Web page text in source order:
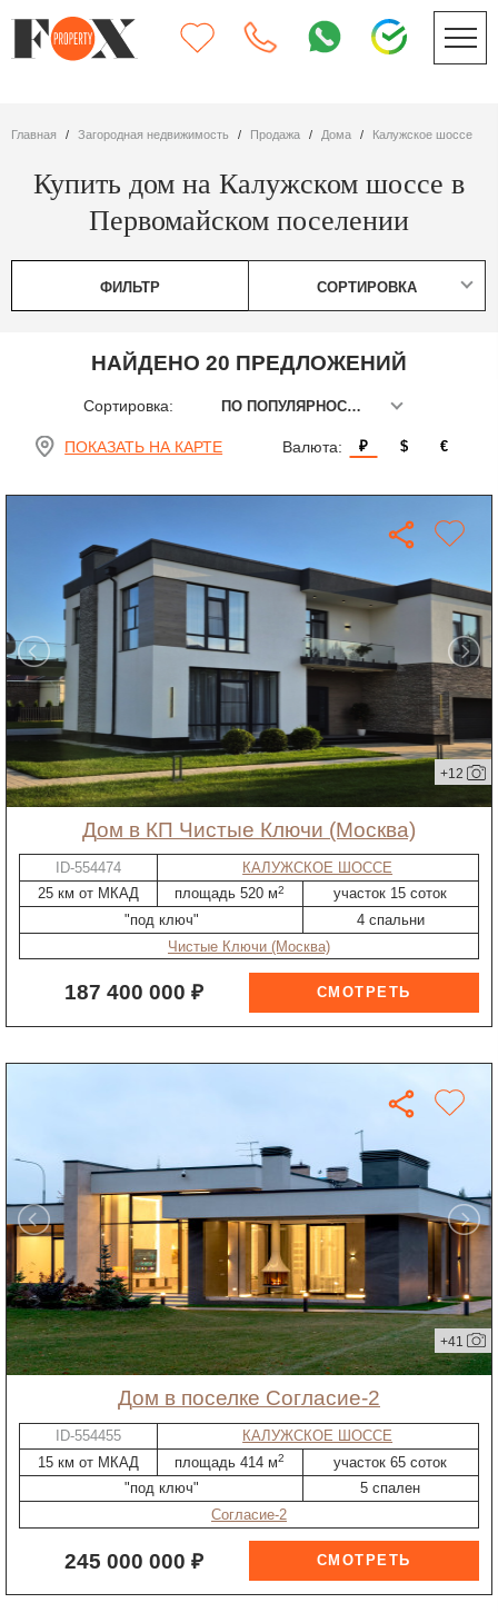
Главная Загородная недвижимость Продажа дома Калужское шоссе
Купить дом на Калужском шоссе в
Первомайском поселении
ФИЛЬТР СОРТИРОВКА
НАЙДЕНО 20 ПРЕДЛОЖЕНИЙ
Сортировка: ПО ПОПУЛЯРНОСТИ
ПОКАЗАТЬ НА КАРТЕ Валюта: ₽ $ €
+12
дом в КП Чистые Ключи (Москва)
ID-554474
КАЛУЖСКОЕ ШОССЕ
25 км от МКАД
площадь 520 м2
участок 15 соток
"под ключ"
4 спальни
Чистые Ключи (Москва)
187 400 000 ₽
+41
дом в поселке Согласие-2
ID-554455
КАЛУЖСКОЕ ШОССЕ
15 км от МКАД
площадь 414 м2
участок 65 соток
"под ключ"
5 спален
Согласие-2
245 000 000 ₽